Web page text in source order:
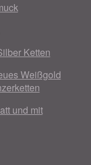
Ketten
Weißgold
und mit